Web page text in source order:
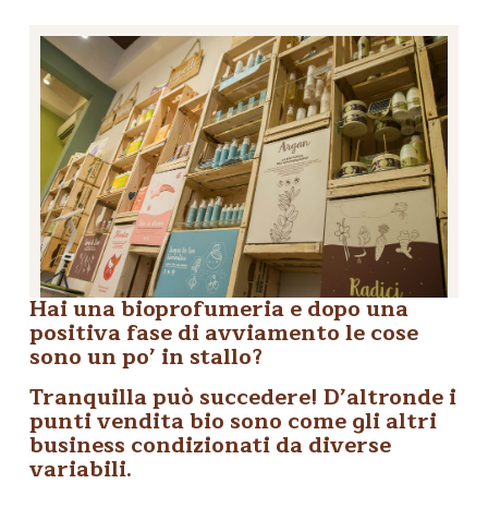
Hai una bioprofumeria e dopo una
positiva fase di avviamento le cose
sono un po’ in stallo?
Tranquilla può succedere! D’altronde i
punti vendita bio sono come gli altri
business condizionati da diverse
variabili.